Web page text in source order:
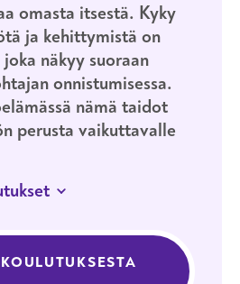
omasta itsestä. Kyky
ja kehittymistä on
näkyy suoraan
onnistumisessa.
nämä taidot
perusta vaikuttavalle
ITSENSÄ